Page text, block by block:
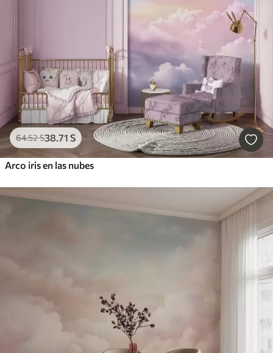
64.52S38.71 S
Arco iris en las nubes